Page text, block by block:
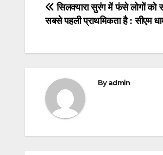
Post
navigation
सिलक्यारा सुरंग में फंसे लोगों को
सबसे पहली प्राथमिकता है : सीएम
Byadmin